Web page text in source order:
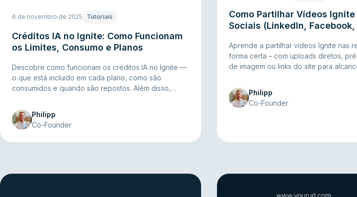
6 de novembro de 2025 Tutoriais
Créditos IA no Ignite: Como Funcionam
os Limites, Consumo e Planos
Descobre como funcionam os créditos IA no Ignite —
o que está incluído em cada plano, como são
consumidos e quando são repostos. Além disso,
forma eficiente em todas as funcionalidades de IA.
Philipp
Co-Founder
Como Partilhar Vídeos Ignite
Sociais (LinkedIn, Facebook,
Aprende a partilhar vídeos Ignite nas
forma certa – com uploads diretos,
de imagem ou links do site para
Philipp
Co-Founder